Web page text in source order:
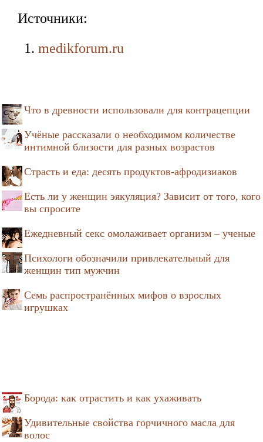
Источники:
medikforum.ru
Что в древности использовали для контрацепции
Учёные рассказали о необходимом количестве
интимной близости для разных возрастов
Страсть и еда: десять продуктов-афродизиаков
Есть ли у женщин эякуляция? Зависит от того, кого
вы спросите
Ежедневный секс омолаживает организм – ученые
Психологи обозначили привлекательный для
женщин тип мужчин
Семь распространённых мифов о взрослых
игрушках
Борода: как отрастить и как ухаживать
Удивительные свойства горчичного масла для
волос